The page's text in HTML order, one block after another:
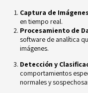
Captura de
en tiempo real.
Procesamiento de
software de analítica
imágenes.
Detección y
comportamientos
normales y